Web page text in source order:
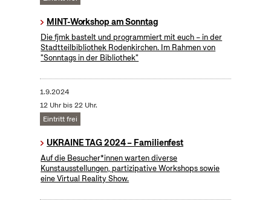
MINT-Workshop am Sonntag
Die fjmk bastelt und programmiert mit euch – in der
Stadtteilbibliothek Rodenkirchen. Im Rahmen von
"Sonntags in der Bibliothek"
1.9.2024
12 Uhr bis 22 Uhr.
Eintritt frei
UKRAINE TAG 2024 – Familienfest
Auf die Besucher*innen warten diverse
Kunstausstellungen, partizipative Workshops sowie
eine Virtual Reality Show.